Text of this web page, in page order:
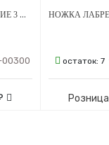
НОЖКА ЛАБРЕТА 1.2 ММ ОСНОВАНИЕ 3 ММ ВНУТРЕННЯЯ РЕЗЬБА ТИТАН
остаток:7
Розница